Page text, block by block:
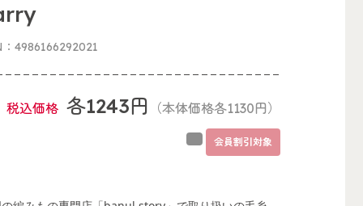
4986166292021
税込価格 各1243円 （本体価格各1130円）
会員割引対象